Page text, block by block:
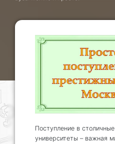
Поступление в
университеты – важная